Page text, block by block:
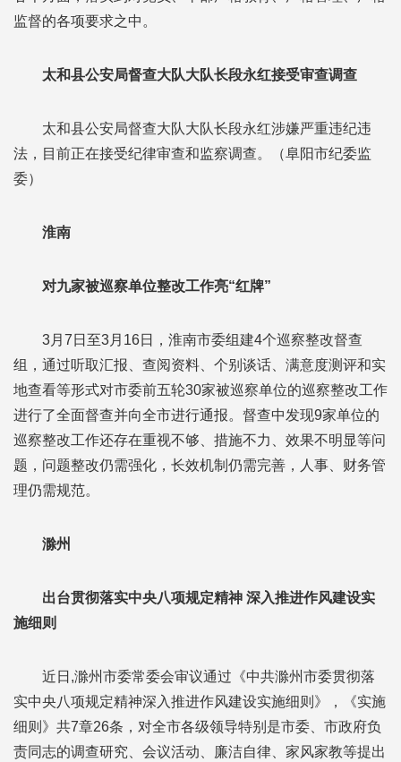
监督的各项要求之中。
太和县公安局督查大队大队长段永红接受审查调查
太和县公安局督查大队大队长段永红涉嫌严重违纪违
法，目前正在接受纪律审查和监察调查。（阜阳市纪委监
委）
淮南
对九家被巡察单位整改工作亮“红牌”
3月7日至3月16日，淮南市委组建4个巡察整改督查
组，通过听取汇报、查阅资料、个别谈话、满意度测评和实
地查看等形式对市委前五轮30家被巡察单位的巡察整改工作
进行了全面督查并向全市进行通报。督查中发现9家单位的
巡察整改工作还存在重视不够、措施不力、效果不明显等问
题，问题整改仍需强化，长效机制仍需完善，人事、财务管
理仍需规范。
滁州
出台贯彻落实中央八项规定精神 深入推进作风建设实
施细则
近日,滁州市委常委会审议通过《中共滁州市委贯彻落
实中央八项规定精神深入推进作风建设实施细则》，《实施
细则》共7章26条，对全市各级领导特别是市委、市政府负
责同志的调查研究、会议活动、廉洁自律、家风家教等提出